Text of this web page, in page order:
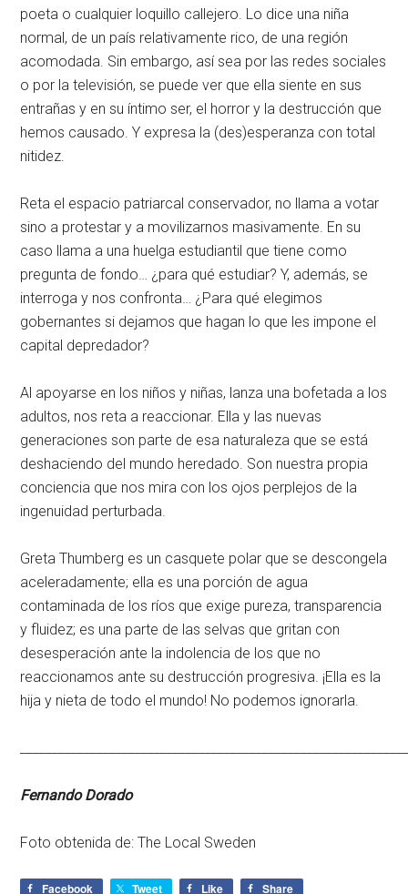
poeta o cualquier loquillo callejero. Lo dice una niña
normal, de un país relativamente rico, de una región
acomodada. Sin embargo, así sea por las redes sociales
o por la televisión, se puede ver que ella siente en sus
entrañas y en su íntimo ser, el horror y la destrucción que
hemos causado. Y expresa la (des)esperanza con total
nitidez.
Reta el espacio patriarcal conservador, no llama a votar
sino a protestar y a movilizarnos masivamente. En su
caso llama a una huelga estudiantil que tiene como
pregunta de fondo… ¿para qué estudiar? Y, además, se
interroga y nos confronta… ¿Para qué elegimos
gobernantes si dejamos que hagan lo que les impone el
capital depredador?
Al apoyarse en los niños y niñas, lanza una bofetada a los
adultos, nos reta a reaccionar. Ella y las nuevas
generaciones son parte de esa naturaleza que se está
deshaciendo del mundo heredado. Son nuestra propia
conciencia que nos mira con los ojos perplejos de la
ingenuidad perturbada.
Greta Thumberg es un casquete polar que se descongela
aceleradamente; ella es una porción de agua
contaminada de los ríos que exige pureza, transparencia
y fluidez; es una parte de las selvas que gritan con
desesperación ante la indolencia de los que no
reaccionamos ante su destrucción progresiva. ¡Ella es la
hija y nieta de todo el mundo! No podemos ignorarla.
Fernando Dorado
Foto obtenida de:The Local Sweden
Facebook Tweet Like Share